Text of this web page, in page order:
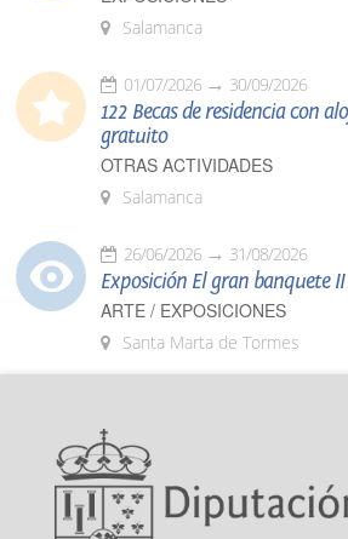
Salamanca
01/07/2026 30/09/2026
122 Becas de residencia con
gratuito
OTRAS ACTIVIDADES
Salamanca
26/06/2026 31/08/2026
Exposición El gran banquete II
ARTE / EXPOSICIONES
Santa Marta de Tormes